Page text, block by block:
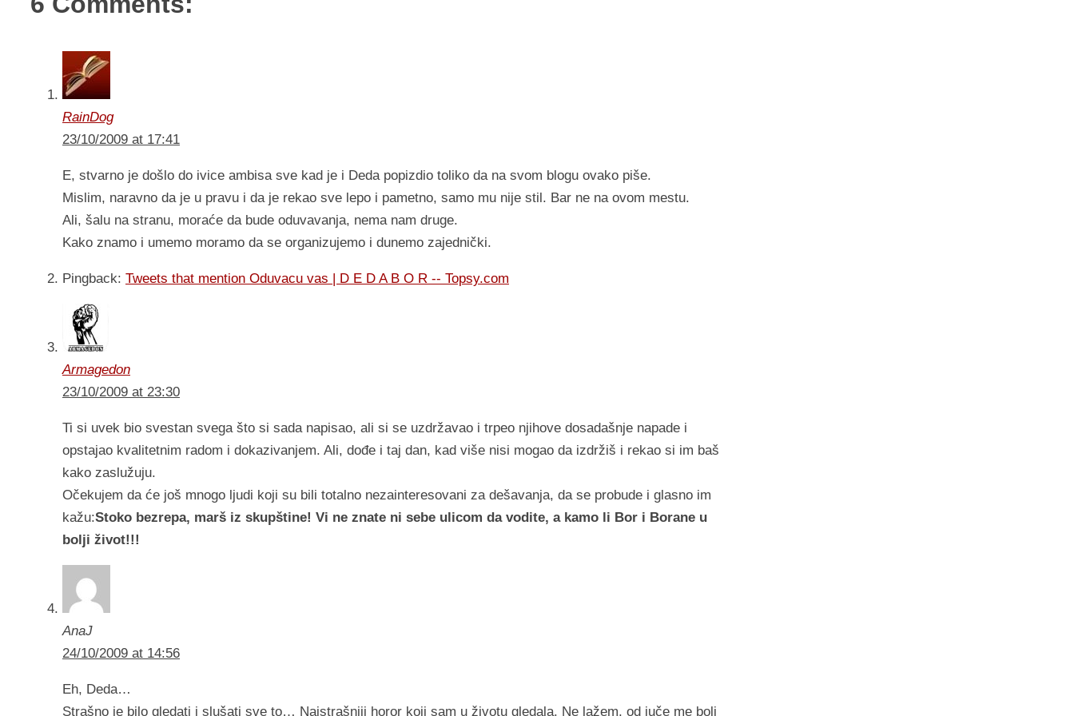
RainDog
23/10/2009 at 17:41
E, stvarno je došlo do ivice ambisa sve kad je i Deda popizdio toliko da na svom blogu ovako piše.
Mislim, naravno da je u pravu i da je rekao sve lepo i pametno, samo mu nije stil. Bar ne na ovom mestu.
Ali, šalu na stranu, moraće da bude oduvavanja, nema nam druge.
Kako znamo i umemo moramo da se organizujemo i dunemo zajednički.
Pingback: Tweets that mention Oduvacu vas | D E D A B O R -- Topsy.com
Armagedon
23/10/2009 at 23:30
Ti si uvek bio svestan svega što si sada napisao, ali si se uzdržavao i trpeo njihove dosadašnje napade i
opstajao kvalitetnim radom i dokazivanjem. Ali, dođe i taj dan, kad više nisi mogao da izdržiš i rekao si im baš
kako zaslužuju.
Očekujem da će još mnogo ljudi koji su bili totalno nezainteresovani za dešavanja, da se probude i glasno im
kažu:Stoko bezrepa, marš iz skupštine! Vi ne znate ni sebe ulicom da vodite, a kamo li Bor i Borane u
bolji život!!!
AnaJ
24/10/2009 at 14:56
Eh, Deda…
Strašno je bilo gledati i slušati sve to… Najstrašniji horor koji sam u životu gledala. Ne lažem, od juče me boli